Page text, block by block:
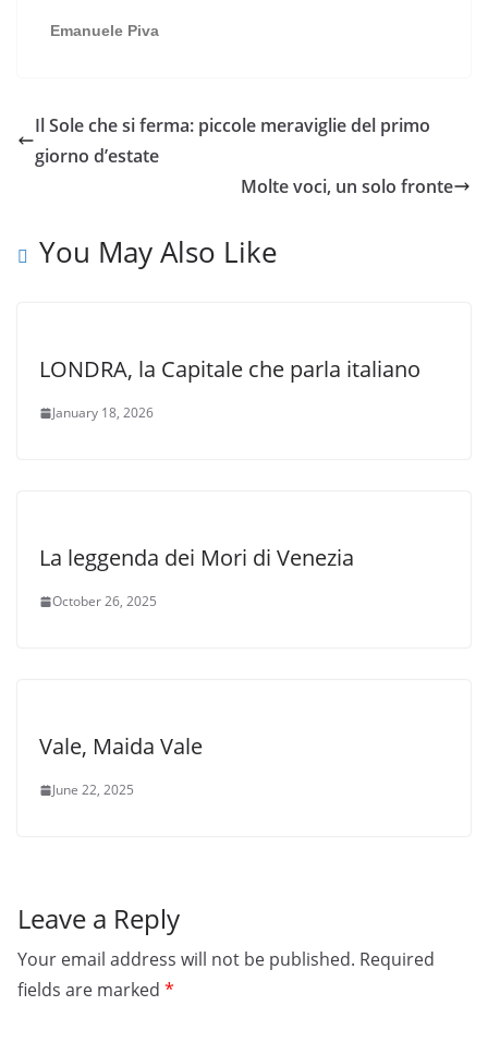
Emanuele Piva
Il Sole che si ferma: piccole meraviglie del primo
giorno d’estate
Molte voci, un solo fronte
You May Also Like
LONDRA, la Capitale che parla italiano
January 18, 2026
La leggenda dei Mori di Venezia
October 26, 2025
Vale, Maida Vale
June 22, 2025
Leave a Reply
Your email address will not be published. Required
fields are marked *